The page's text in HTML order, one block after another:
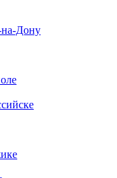
на-Дону